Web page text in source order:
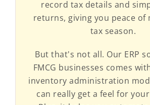
record tax details and
returns, giving you peace of
tax season.
But that's not all. Our ERP
FMCG businesses comes
inventory administration
can really get a feel for